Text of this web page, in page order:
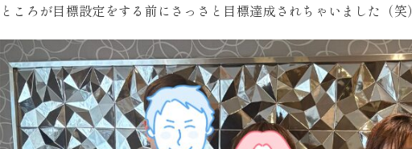
ところが目標設定をする前にさっさと目標達成されちゃいました（笑）